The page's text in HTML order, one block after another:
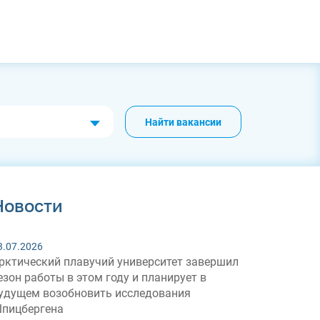
Найти вакансии
плавучий университет завершил
работы в этом году и планирует в
возобновить исследования